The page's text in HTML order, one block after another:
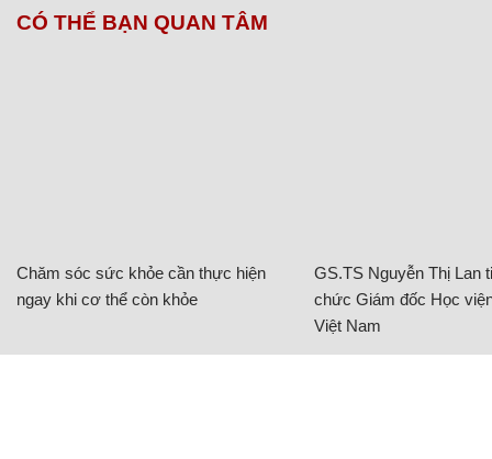
CÓ THỂ BẠN QUAN TÂM
Chăm sóc sức khỏe cần thực hiện
ngay khi cơ thể còn khỏe
GS.TS Nguyễn Thị Lan
chức Giám đốc Học
Việt Nam